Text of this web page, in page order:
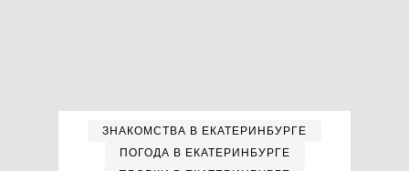
ЗНАКОМСТВА В ЕКАТЕРИНБУРГЕ
ПОГОДА В ЕКАТЕРИНБУРГЕ